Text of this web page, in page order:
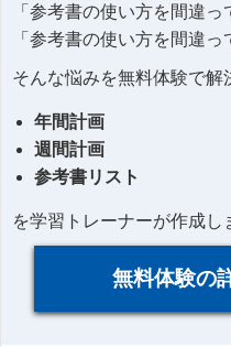
「参考書の使い方を間違っ
「参考書の使い方を間違っ
そんな悩みを無料体験で解
年間計画
週間計画
参考書リスト
を学習トレーナーが作成し
無料体験の